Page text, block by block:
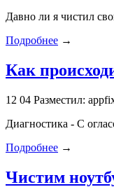
Давно ли я чистил
Подробнее →
Как
12 04 Разместил:
Диагностика - С
Подробнее →
Чистим